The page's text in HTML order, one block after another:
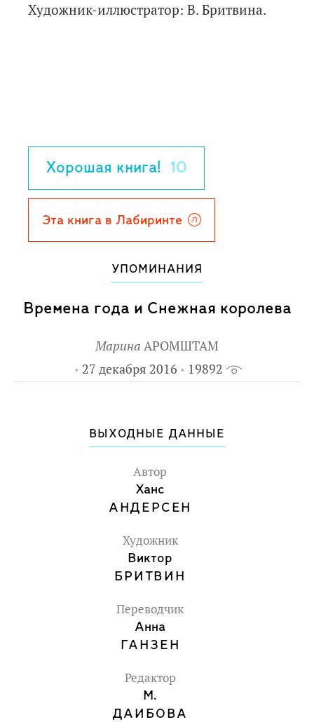
Художник-иллюстратор: В. Бритвина.
Хорошая книга! 10
Эта книга в Лабиринте
УПОМИНАНИЯ
Времена года и Снежная королева
Марина АРОМШТАМ
27 декабря 2016
19892
ВЫХОДНЫЕ ДАННЫЕ
Автор
Ханс
АНДЕРСЕН
Художник
Виктор
БРИТВИН
Переводчик
Анна
ГАНЗЕН
Редактор
М.
ДАИБОВА